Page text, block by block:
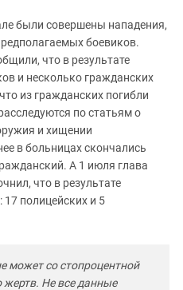
были совершены нападения,
боевиков.
что в результате
и несколько гражданских
из гражданских погибли
по статьям о
и хищении
в больницах скончались
А 1 июля глава
что в результате
17 полицейских и 5
может со стопроцентной
жертв. Не все данные